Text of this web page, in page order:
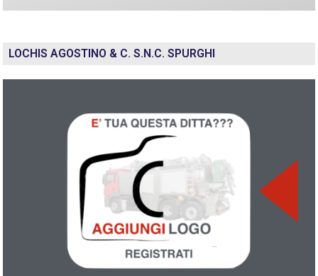
LOCHIS AGOSTINO & C. S.N.C. SPURGHI